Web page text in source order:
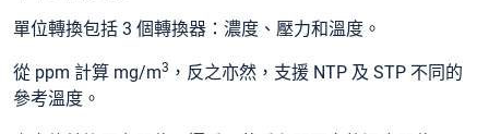
單位轉換包括 3 個轉換器：濃度、壓力和溫度。
從 ppm 計算 mg/m3 ，反之亦然，支援 NTP 及 STP 不同的
參考溫度。